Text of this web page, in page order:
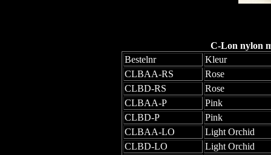
C-Lon nylon
Bestelnr
Kleur
CLBAA-RS
Rose
CLBD-RS
Rose
CLBAA-P
Pink
CLBD-P
Pink
CLBAA-LO
Light Orchid
CLBD-LO
Light Orchid